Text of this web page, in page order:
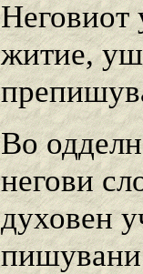
Неговиот
житие,
Во
негови
духовен
пишувани